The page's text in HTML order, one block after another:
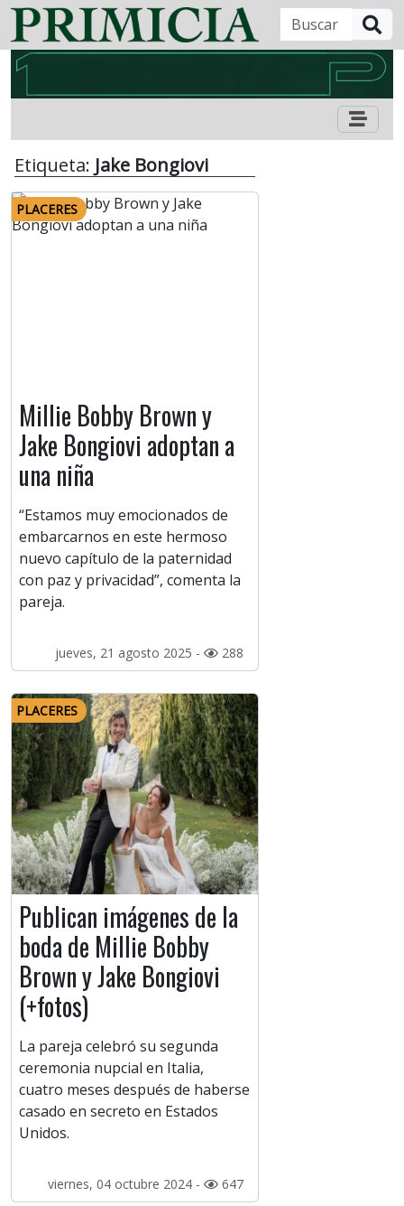
Etiqueta: Jake Bongiovi
PLACERES
Millie Bobby Brown y
Jake Bongiovi adoptan a
una niña
“Estamos muy emocionados de
embarcarnos en este hermoso
nuevo capítulo de la paternidad
con paz y privacidad”, comenta la
pareja.
jueves, 21 agosto 2025 - 288
PLACERES
Publican imágenes de la
boda de Millie Bobby
Brown y Jake Bongiovi
(+fotos)
La pareja celebró su segunda
ceremonia nupcial en Italia,
cuatro meses después de haberse
casado en secreto en Estados
Unidos.
viernes, 04 octubre 2024 - 647